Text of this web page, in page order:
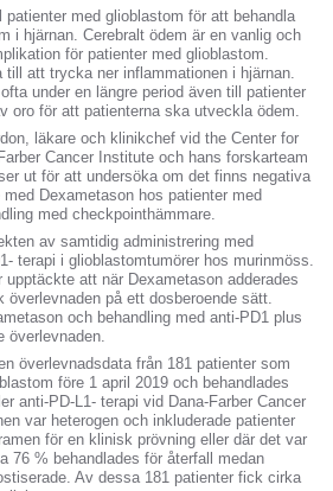
patienter med glioblastom för att behandla
i hjärnan. Cerebralt ödem är en vanlig och
för patienter med glioblastom.
till att trycka ner inflammationen i hjärnan.
under en längre period även till patienter
oro för att patienterna ska utveckla ödem.
läkare och klinikchef vid the Center for
Cancer Institute och hans forskarteam
ut för att undersöka om det finns negativa
Dexametason hos patienter med
med checkpointhämmare.
av samtidig administrering med
terapi i glioblastomtumörer hos murinmöss.
upptäckte att när Dexametason adderades
överlevnaden på ett dosberoende sätt.
och behandling med anti-PD1 plus
överlevnaden.
överlevnadsdata från 181 patienter som
före 1 april 2019 och behandlades
anti-PD-L1- terapi vid Dana-Farber Cancer
var heterogen och inkluderade patienter
för en klinisk prövning eller där det var
76 % behandlades för återfall medan
Av dessa 181 patienter fick cirka